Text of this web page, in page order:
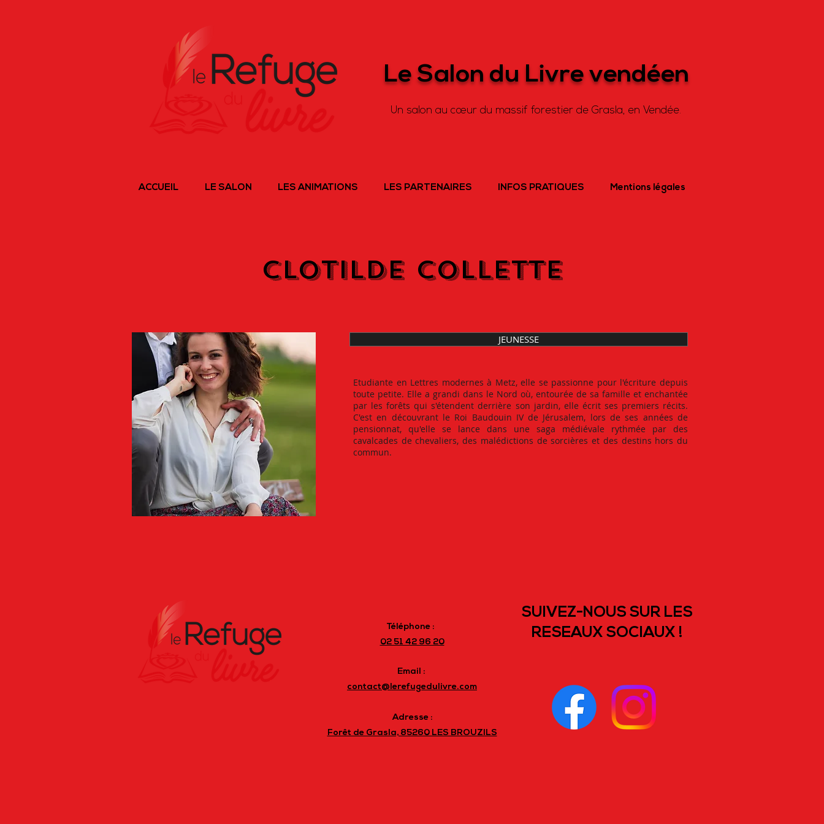
Le Salon du Livre vendéen
Un salon au cœur du massif forestier de Grasla, en Vendée.
ACCUEIL LE SALON LES ANIMATIONS LES PARTENAIRES INFOS PRATIQUES Mentions légales
CLOTILDE COLLETTE
JEUNESSE
Etudiante en Lettres modernes à Metz, elle se passionne pour l'écriture depuis
toute petite. Elle a grandi dans le Nord où, entourée de sa famille et enchantée
par les forêts qui s'étendent derrière son jardin, elle écrit ses premiers récits.
C'est en découvrant le Roi Baudouin IV de Jérusalem, lors de ses années de
pensionnat, qu'elle se lance dans une saga médiévale rythmée par des
cavalcades de chevaliers, des malédictions de sorcières et des destins hors du
commun.
Téléphone :
02 51 42 96 20
Email :
contact@lerefugedulivre.com
Adresse :
Forêt de Grasla, 85260 LES BROUZILS
SUIVEZ-NOUS SUR LES
RESEAUX SOCIAUX !